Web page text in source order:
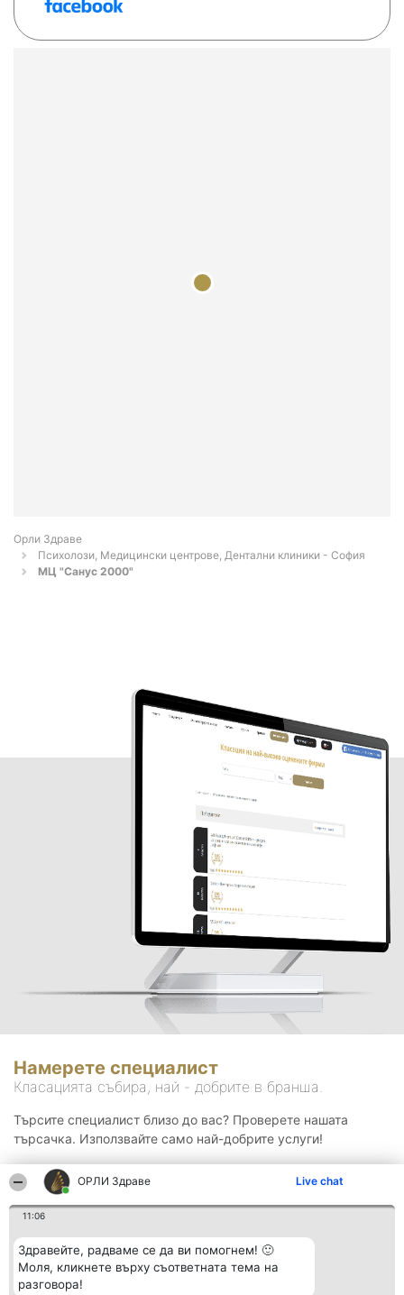
ОРЛИ Здраве Live chat
11:06
Здравейте, радваме се да ви помогнем! 🙂
Моля, кликнете върху съответната тема на
разговора!
Орли Здраве
Психолози, Медицински центрове, Дентални клиники - София
МЦ "Санус 2000"
Намерете специалист
Класацията събира, най - добрите в бранша.
Търсите специалист близо до вас? Проверете нашата
търсачка. Използвайте само най-добрите услуги!